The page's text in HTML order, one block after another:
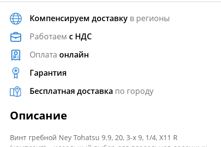
Компенсируем доставку в регионы
Работаем с НДС
Оплата онлайн
Гарантия
Бесплатная доставка по городу
Описание
Винт гребной Ney Tohatsu 9.9, 20, 3-х 9, 1/4, Х11 R